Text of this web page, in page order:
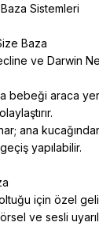
Sistemleri
Baza
ve Darwin
bebeği araca
ana
yapılabilir.
için özel
ve sesli